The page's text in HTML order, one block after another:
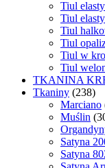
Tiul
Tiul
Tiul
Tiul
Tiul w
Tiul
TKANINA
Tkaniny (238)
Marciano
Muślin
Satyna
Satyna